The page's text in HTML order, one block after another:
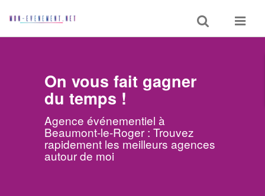
Toggle
search
Toggle
On vous fait gagner
du temps !
Agence événementiel à
Beaumont-le-Roger : Trouvez
rapidement les meilleurs agences
autour de moi